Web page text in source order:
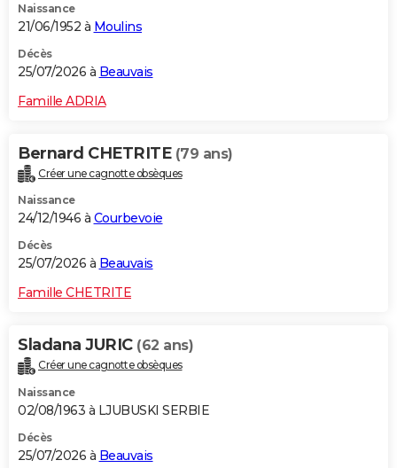
Naissance
21/06/1952 à Moulins
Décès
25/07/2026 à Beauvais
Famille ADRIA
Bernard CHETRITE (79 ans)
Créer une cagnotte obsèques
Naissance
24/12/1946 à Courbevoie
Décès
25/07/2026 à Beauvais
Famille CHETRITE
Sladana JURIC (62 ans)
Créer une cagnotte obsèques
Naissance
02/08/1963 à LJUBUSKI SERBIE
Décès
25/07/2026 à Beauvais